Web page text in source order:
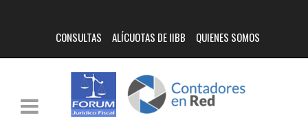
CONSULTAS ALÍCUOTAS DE IIBB QUIENES SOMOS